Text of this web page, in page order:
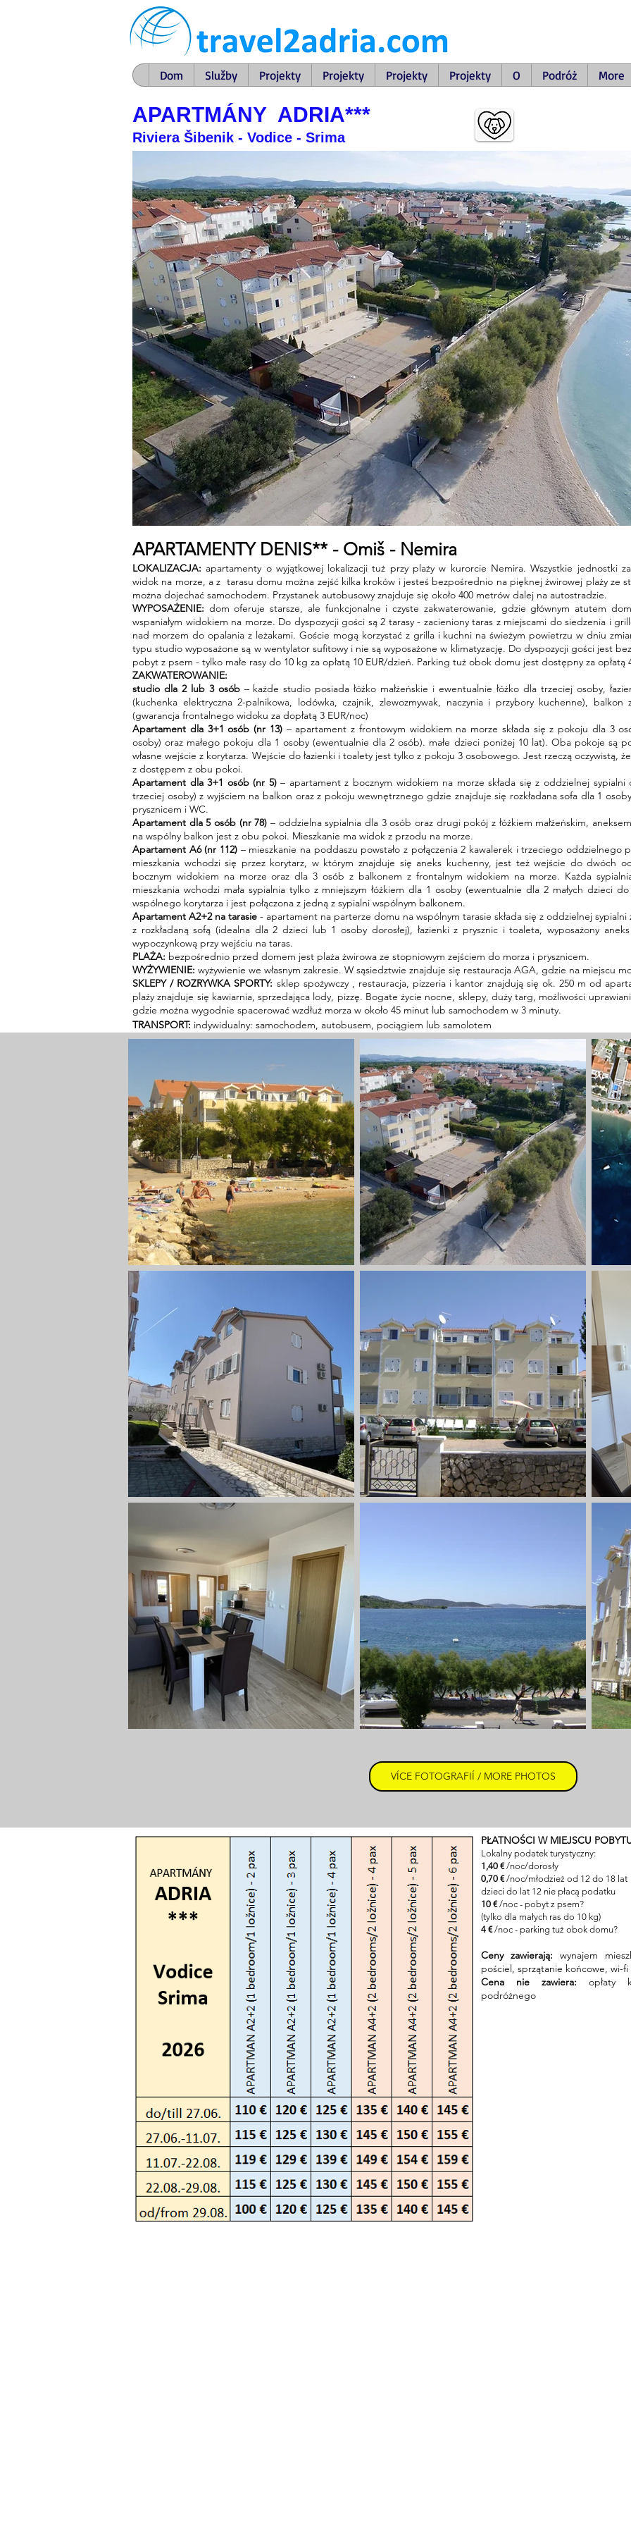
Dom Služby Projekty Projekty Projekty Projekty O Podróż More
APARTMÁNY ADRIA***
Riviera Šibenik - Vodice - Srima
APARTAMENTY DENIS** - Omiš - Nemira ​
LOKALIZACJA: apartamenty o wyjątkowej lokalizacji tuż przy plaży w kurorcie Nemira. Wszystkie jednostki
widok na morze, a z tarasu domu można zejść kilka kroków i jesteś bezpośrednio na pięknej żwirowej plaży ze
można dojechać samochodem. Przystanek autobusowy znajduje się około 400 metrów dalej na autostradzie.
WYPOSAŻENIE: dom oferuje starsze, ale funkcjonalne i czyste zakwaterowanie, gdzie głównym atutem
wspaniałym widokiem na morze. Do dyspozycji gości są 2 tarasy - zacieniony taras z miejscami do siedzenia i
nad morzem do opalania z leżakami. Goście mogą korzystać z grilla i kuchni na świeżym powietrzu w dniu
typu studio wyposażone są w wentylator sufitowy i nie są wyposażone w klimatyzację. Do dyspozycji gości jest
pobyt z psem - tylko małe rasy do 10 kg za opłatą 10 EUR/dzień. Parking tuż obok domu jest dostępny za opłatą
ZAKWATEROWANIE:
studio dla 2 lub 3 osób– każde studio posiada łóżko małżeńskie i ewentualnie łóżko dla trzeciej osoby,
(kuchenka elektryczna 2-palnikowa, lodówka, czajnik, zlewozmywak, naczynia i przybory kuchenne),
(gwarancja frontalnego widoku za dopłatą 3 EUR/noc)
Apartament dla 3+1 osób (nr 13)– apartament z frontowym widokiem na morze składa się z pokoju dla 3
osoby) oraz małego pokoju dla 1 osoby (ewentualnie dla 2 osób). małe dzieci poniżej 10 lat). Oba pokoje są
własne wejście z korytarza. Wejście do łazienki i toalety jest tylko z pokoju 3 osobowego. Jest rzeczą oczywistą,
z dostępem z obu pokoi.
Apartament dla 3+1 osób (nr 5)– apartament z bocznym widokiem na morze składa się z oddzielnej sypialni
trzeciej osoby) z wyjściem na balkon oraz z pokoju wewnętrznego gdzie znajduje się rozkładana sofa dla 1
prysznicem i WC.
Apartament dla 5 osób (nr 78) – oddzielna sypialnia dla 3 osób oraz drugi pokój z łóżkiem małżeńskim,
na wspólny balkon jest z obu pokoi. Mieszkanie ma widok z przodu na morze.
Apartament A6 (nr 112)– mieszkanie na poddaszu powstało z połączenia 2 kawalerek i trzeciego oddzielnego
mieszkania wchodzi się przez korytarz, w którym znajduje się aneks kuchenny, jest też wejście do dwóch
bocznym widokiem na morze oraz dla 3 osób z balkonem z frontalnym widokiem na morze. Każda
mieszkania wchodzi mała sypialnia tylko z mniejszym łóżkiem dla 1 osoby (ewentualnie dla 2 małych dzieci
wspólnego korytarza i jest połączona z jedną z sypialni wspólnym balkonem.
Apartament A2+2na tarasie - apartament na parterze domu na wspólnym tarasie składa się z oddzielnej
z rozkładaną sofą (idealna dla 2 dzieci lub 1 osoby dorosłej), łazienki z prysznic i toaleta, wyposażony
wypoczynkową przy wejściu na taras.
PLAŻA: bezpośrednio przed domem jest plaża żwirowa ze stopniowym zejściem do morza i prysznicem.
WYŻYWIENIE: wyżywienie we własnym zakresie. W sąsiedztwie znajduje się restauracja AGA, gdzie na miejscu
SKLEPY / ROZRYWKA SPORTY: sklep spożywczy , restauracja, pizzeria i kantor znajdują się ok. 250 m od
plaży znajduje się kawiarnia, sprzedająca lody, pizzę. Bogate życie nocne, sklepy, duży targ, możliwości
gdzie można wygodnie spacerować wzdłuż morza w około 45 minut lub samochodem w 3 minuty.
TRANSPORT: indywidualny: samochodem, autobusem, pociągiem lub samolotem
VÍCE FOTOGRAFIÍ / MORE PHOTOS
PŁATNOŚCI W MIEJSCU
Lokalny podatek turystyczny:
1,40 €/noc/dorosły
0,70 €/noc/młodzież od 12 do 18 lat
dzieci do lat 12 nie płacą podatku
10 €/noc - pobyt z psem?
(tylko dla małych ras do 10 kg)
4 €/noc - parking tuż obok domu?
Ceny zawierają: wynajem
pościel, sprzątanie końcowe, wi-fi
Cena nie zawiera: opłaty
podróżnego